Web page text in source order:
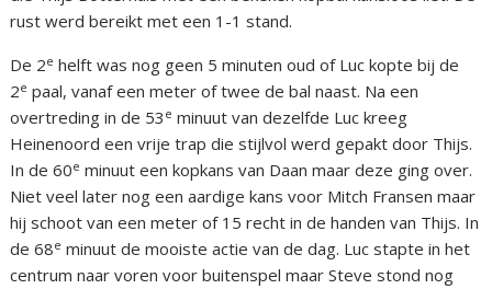
rust werd bereikt met een 1-1 stand.
De 2e helft was nog geen 5 minuten oud of Luc kopte bij de
2e paal, vanaf een meter of twee de bal naast. Na een
overtreding in de 53 e minuut van dezelfde Luc kreeg
Heinenoord een vrije trap die stijlvol werd gepakt door Thijs.
In de 60e minuut een kopkans van Daan maar deze ging over.
Niet veel later nog een aardige kans voor Mitch Fransen maar
hij schoot van een meter of 15 recht in de handen van Thijs. In
de 68e minuut de mooiste actie van de dag. Luc stapte in het
centrum naar voren voor buitenspel maar Steve stond nog